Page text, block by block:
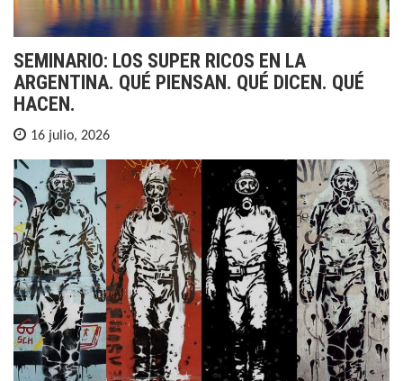
SEMINARIO: LOS SUPER RICOS EN LA
ARGENTINA. QUÉ PIENSAN. QUÉ DICEN. QUÉ
HACEN.
16 julio, 2026